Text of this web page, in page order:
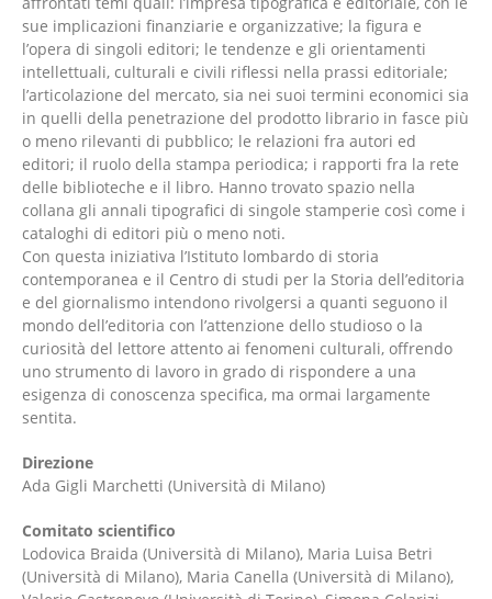
sue implicazioni finanziarie e organizzative; la figura e
l’opera di singoli editori; le tendenze e gli orientamenti
intellettuali, culturali e civili riflessi nella prassi editoriale;
l’articolazione del mercato, sia nei suoi termini economici sia
in quelli della penetrazione del prodotto librario in fasce più
o meno rilevanti di pubblico; le relazioni fra autori ed
editori; il ruolo della stampa periodica; i rapporti fra la rete
delle biblioteche e il libro. Hanno trovato spazio nella
collana gli annali tipografici di singole stamperie così come i
cataloghi di editori più o meno noti.
Con questa iniziativa l’Istituto lombardo di storia
contemporanea e il Centro di studi per la Storia dell’editoria
e del giornalismo intendono rivolgersi a quanti seguono il
mondo dell’editoria con l’attenzione dello studioso o la
curiosità del lettore attento ai fenomeni culturali, offrendo
uno strumento di lavoro in grado di rispondere a una
esigenza di conoscenza specifica, ma ormai largamente
sentita.
Direzione
Ada Gigli Marchetti (Università di Milano)
Comitato scientifico
Lodovica Braida (Università di Milano), Maria Luisa Betri
(Università di Milano), Maria Canella (Università di Milano),